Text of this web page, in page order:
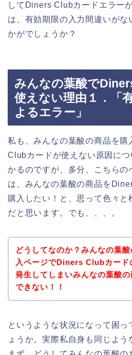
してDiners Clubカードエラー
は、有効期限の入力間違いがな
かがでしょうか？
みんなの葉酸で
使えない理由１．「
よるエラー」
私も、みんなの葉酸の商品を
Clubカードが使えない原因に
かるのですが、多分、こちらの
は、みんなの葉酸の商品を
購入したい！と、思って色々と
だと思います。でも、、、。
どうしてなのか？みんなの葉
入ページでDiners Clubカード
発生してしまいみんなの葉酸の
できない！！
というような状況になって困っ
ょうか。実際私自身も同じよう